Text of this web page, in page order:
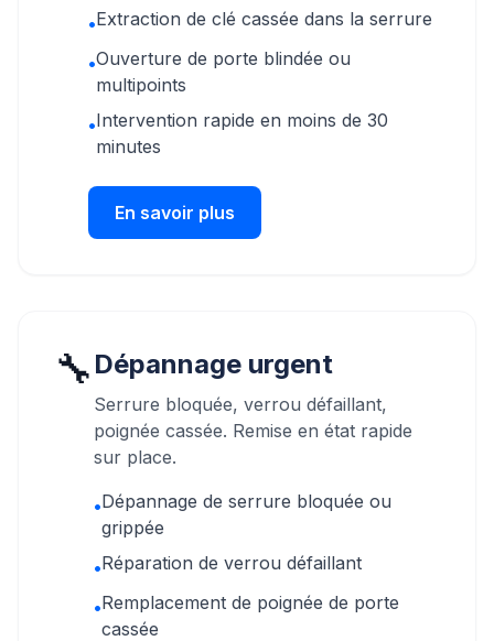
•Extraction de clé cassée dans la serrure
•Ouverture de porte blindée ou
multipoints
•Intervention rapide en moins de 30
minutes
En savoir plus
🔧 Dépannage urgent
Serrure bloquée, verrou défaillant,
poignée cassée. Remise en état rapide
sur place.
•Dépannage de serrure bloquée ou
grippée
•Réparation de verrou défaillant
•Remplacement de poignée de porte
cassée